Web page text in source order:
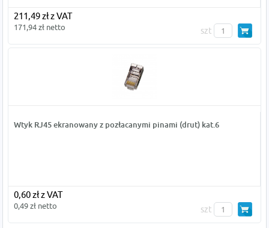
211,49 zł z VAT
171,94 zł netto szt
Wtyk RJ45 ekranowany z pozłacanymi pinami (drut) kat.6
0,60 zł z VAT
0,49 zł netto szt